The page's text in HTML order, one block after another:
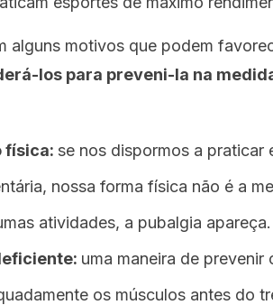
alguns motivos que podem
los para preveni-la na
física: se nos dispormos a praticar
nossa forma física não é a
atividades, a pubalgia apareça.
uma maneira de prevenir
os músculos antes do